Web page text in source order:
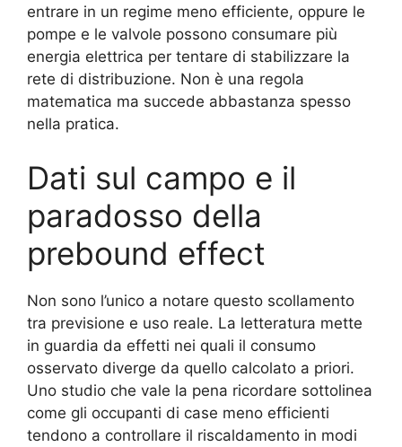
entrare in un regime meno efficiente, oppure le
pompe e le valvole possono consumare più
energia elettrica per tentare di stabilizzare la
rete di distribuzione. Non è una regola
matematica ma succede abbastanza spesso
nella pratica.
Dati sul campo e il
paradosso della
prebound effect
Non sono l’unico a notare questo scollamento
tra previsione e uso reale. La letteratura mette
in guardia da effetti nei quali il consumo
osservato diverge da quello calcolato a priori.
Uno studio che vale la pena ricordare sottolinea
come gli occupanti di case meno efficienti
tendono a controllare il riscaldamento in modi